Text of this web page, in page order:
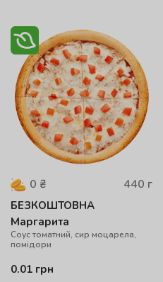
0 ₴ 440 г
БЕЗКОШТОВНА
Маргарита
Соус томатний, сир моцарела,
помідори
0.01 грн